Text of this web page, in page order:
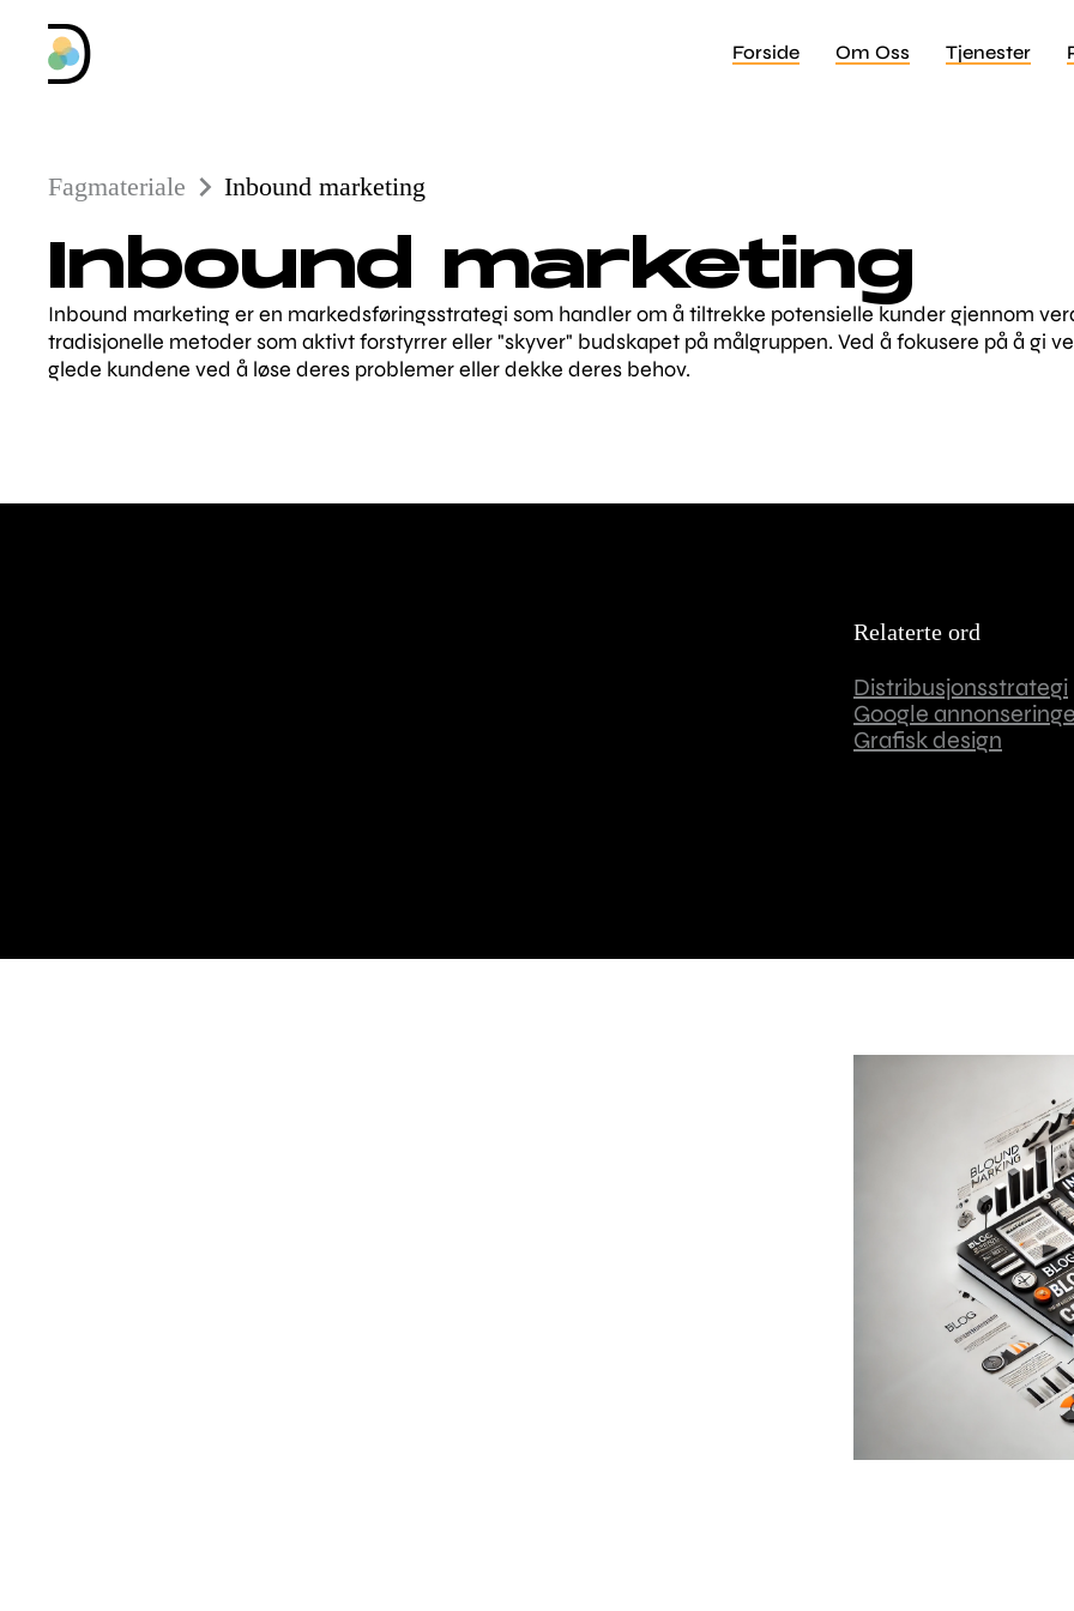
Forside Om Oss Tjenester
Fagmateriale Inbound marketing
Inbound marketing
Inbound marketing er en markedsføringsstrategi som handler om å tiltrekke potensielle kunder gjennom
tradisjonelle metoder som aktivt forstyrrer eller "skyver" budskapet på målgruppen. Ved å fokusere på å gi
glede kundene ved å løse deres problemer eller dekke deres behov.
Relaterte ord
Distribusjonsstrategi
Google
Grafisk design